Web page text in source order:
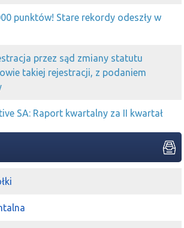
punktów! Stare rekordy odeszły w
przez sąd zmiany statutu
takiej rejestracji, z podaniem
SA: Raport kwartalny za II kwartał